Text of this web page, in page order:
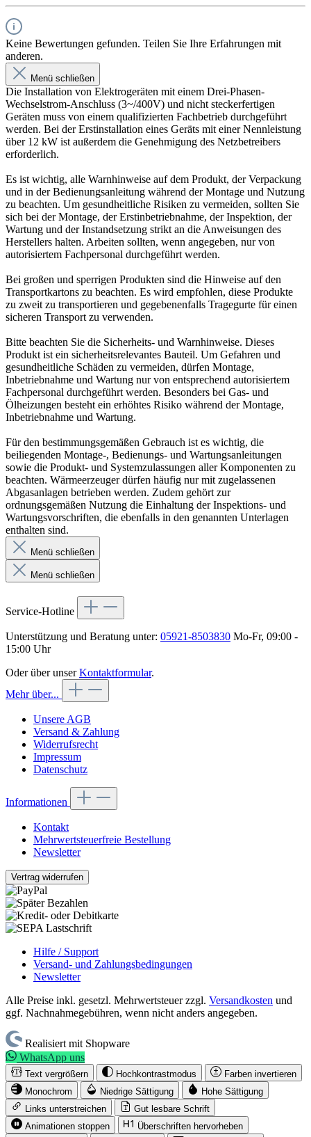
Keine Bewertungen gefunden. Teilen Sie Ihre Erfahrungen mit
anderen.
Menü schließen
Die Installation von Elektrogeräten mit einem Drei-Phasen-
Wechselstrom-Anschluss (3~/400V) und nicht steckerfertigen
Geräten muss von einem qualifizierten Fachbetrieb durchgeführt
werden. Bei der Erstinstallation eines Geräts mit einer Nennleistung
über 12 kW ist außerdem die Genehmigung des Netzbetreibers
erforderlich.
Es ist wichtig, alle Warnhinweise auf dem Produkt, der Verpackung
und in der Bedienungsanleitung während der Montage und Nutzung
zu beachten. Um gesundheitliche Risiken zu vermeiden, sollten Sie
sich bei der Montage, der Erstinbetriebnahme, der Inspektion, der
Wartung und der Instandsetzung strikt an die Anweisungen des
Herstellers halten. Arbeiten sollten, wenn angegeben, nur von
autorisiertem Fachpersonal durchgeführt werden.
Bei großen und sperrigen Produkten sind die Hinweise auf den
Transportkartons zu beachten. Es wird empfohlen, diese Produkte
zu zweit zu transportieren und gegebenenfalls Tragegurte für einen
sicheren Transport zu verwenden.
Bitte beachten Sie die Sicherheits- und Warnhinweise. Dieses
Produkt ist ein sicherheitsrelevantes Bauteil. Um Gefahren und
gesundheitliche Schäden zu vermeiden, dürfen Montage,
Inbetriebnahme und Wartung nur von entsprechend autorisiertem
Fachpersonal durchgeführt werden. Besonders bei Gas- und
Ölheizungen besteht ein erhöhtes Risiko während der Montage,
Inbetriebnahme und Wartung.
Für den bestimmungsgemäßen Gebrauch ist es wichtig, die
beiliegenden Montage-, Bedienungs- und Wartungsanleitungen
sowie die Produkt- und Systemzulassungen aller Komponenten zu
beachten. Wärmeerzeuger dürfen häufig nur mit zugelassenen
Abgasanlagen betrieben werden. Zudem gehört zur
ordnungsgemäßen Nutzung die Einhaltung der Inspektions- und
Wartungsvorschriften, die ebenfalls in den genannten Unterlagen
enthalten sind.
Menü schließen
Menü schließen
Service-Hotline
Unterstützung und Beratung unter: 05921-8503830 Mo-Fr, 09:00 -
15:00 Uhr
Oder über unserKontaktformular.
Mehr über...
Unsere AGB
Versand & Zahlung
Widerrufsrecht
Impressum
Datenschutz
Informationen
Kontakt
Mehrwertsteuerfreie Bestellung
Newsletter
Vertrag widerrufen
Hilfe / Support
Versand- und Zahlungsbedingungen
Newsletter
Alle Preise inkl. gesetzl. Mehrwertsteuer zzgl. Versandkosten und
ggf. Nachnahmegebühren, wenn nicht anders angegeben.
Realisiert mit Shopware
WhatsApp uns
Text vergrößern Hochkontrastmodus
Farben invertieren
Monochrom
Niedrige Sättigung
Hohe Sättigung
Links unterstreichen
Gut lesbare Schrift
Animationen stoppen
Überschriften hervorheben